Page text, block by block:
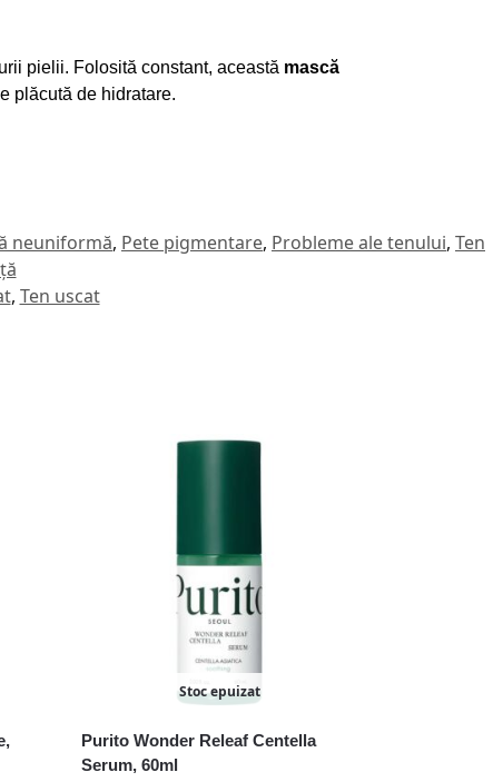
pielii. Folosită constant, această mască
plăcută de hidratare.
neuniformă, Pete pigmentare, Probleme ale tenului, Ten
, Ten uscat
Stoc epuizat
Purito Wonder Releaf Centella
Serum, 60ml